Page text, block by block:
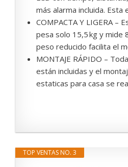
más alarma incluida. Esta
COMPACTA Y LIGERA –
pesa solo 15,5 kg y mide
peso reducido facilita el
MONTAJE RÁPIDO –
están incluidas y el
estaticas para casa se
TOP VENTAS NO. 3